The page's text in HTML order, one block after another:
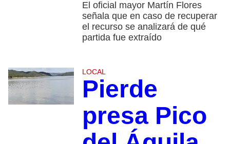
El oficial mayor Martín Flores
señala que en caso de recuperar
el recurso se analizará de qué
partida fue extraído
LOCAL
Pierde
presa Pico